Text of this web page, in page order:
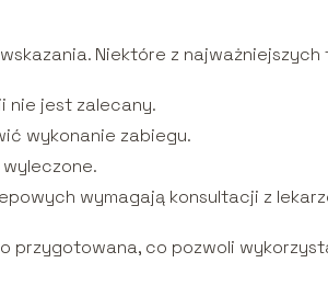
. Niektóre z najważniejszych
nie jest zalecany.
wykonanie zabiegu.
wymagają konsultacji z
przygotowana, co pozwoli